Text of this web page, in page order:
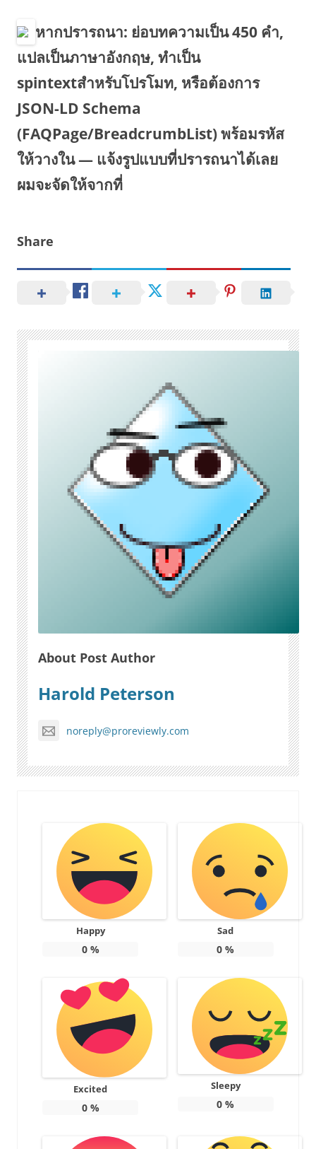
หากปรารถนา: ย่อบทความเป็น 450 คำ,
แปลเป็นภาษาอังกฤษ, ทำเป็น
spintextสำหรับโปรโมท, หรือต้องการ
JSON-LD Schema
(FAQPage/BreadcrumbList) พร้อมรหัส
ให้วางใน — แจ้งรูปแบบที่ปรารถนาได้เลย
ผมจะจัดให้จากที่
Share
About Post Author
Harold Peterson
noreply@proreviewly.com
Happy
0%
Sad
0 %
Excited
0%
Sleepy
0 %